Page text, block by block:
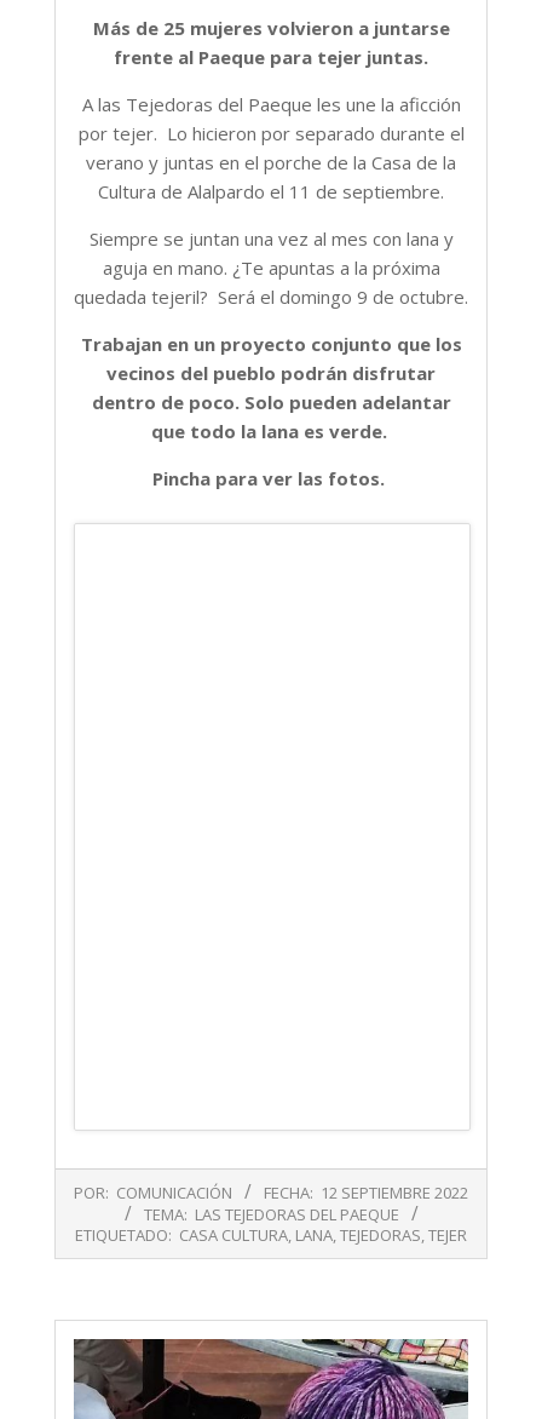
Más de 25 mujeres volvieron a juntarse
frente al Paeque para tejer juntas.
A las Tejedoras del Paeque les une la aficción
por tejer. Lo hicieron por separado durante el
verano y juntas en el porche de la Casa de la
Cultura de Alalpardo el 11 de septiembre.
Siempre se juntan una vez al mes con lana y
aguja en mano. ¿Te apuntas a la próxima
quedada tejeril? Será el domingo 9 de octubre.
Trabajan en un proyecto conjunto que los
vecinos del pueblo podrán disfrutar
dentro de poco. Solo pueden adelantar
que todo la lana es verde.
Pincha para ver las fotos.
09-
POR: COMUNICACIÓN FECHA: 12 SEPTIEMBRE 2022
TEMA: LAS TEJEDORAS DEL PAEQUE
ETIQUETADO: CASA CULTURA, LANA,TEJEDORAS,TEJER